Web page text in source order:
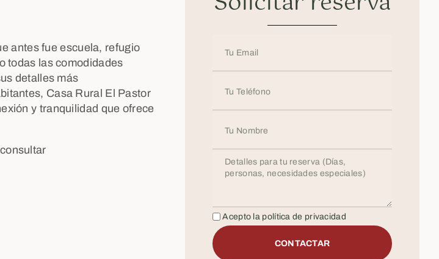
antes fue escuela, refugio
todas las comodidades
detalles más
Casa Rural El Pastor
y tranquilidad que ofrece
Acepto la política de privacidad
CONTACTAR